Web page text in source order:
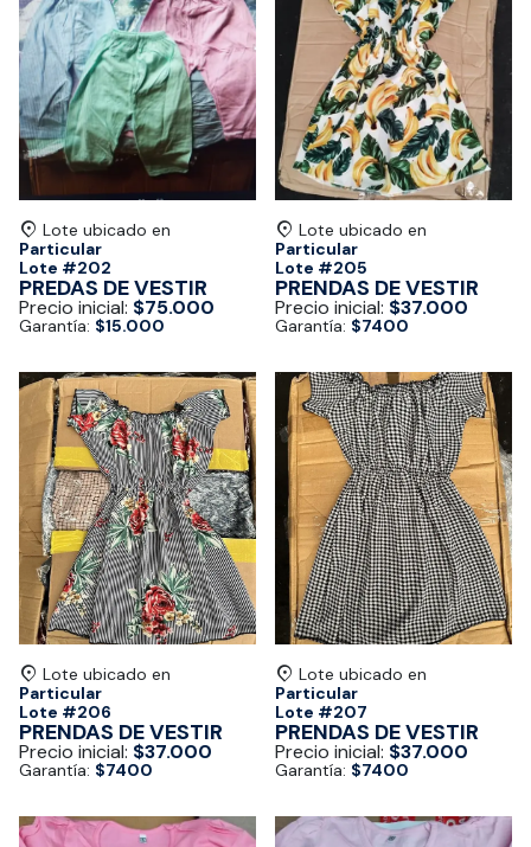
Lote ubicado en
Particular
Lote #202
PREDAS DE VESTIR
Precio inicial: $75.000
Garantía: $15.000
Lote ubicado en
Particular
Lote #205
PRENDAS DE VESTIR
Precio inicial: $37.000
Garantía: $7400
Lote ubicado en
Particular
Lote #206
PRENDAS DE VESTIR
Precio inicial: $37.000
Garantía: $7400
Lote ubicado en
Particular
Lote #207
PRENDAS DE VESTIR
Precio inicial: $37.000
Garantía: $7400